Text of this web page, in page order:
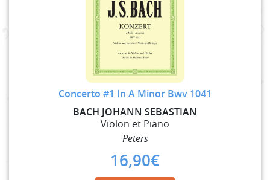
Concerto #1 In A Minor Bwv 1041
BACH JOHANN SEBASTIAN
Violon et Piano
Peters
16,90€